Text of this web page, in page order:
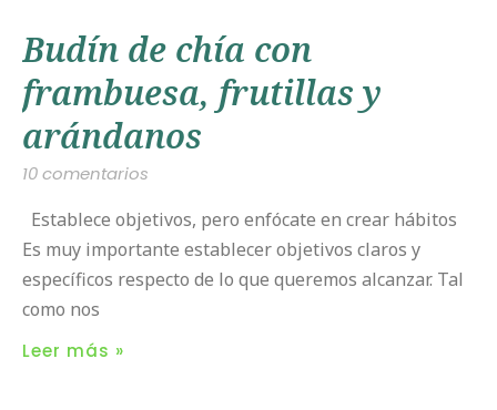
Budín de chía con
frambuesa, frutillas y
arándanos
10 comentarios
Establece objetivos, pero enfócate en crear hábitos
Es muy importante establecer objetivos claros y
específicos respecto de lo que queremos alcanzar. Tal
como nos
Leer más »